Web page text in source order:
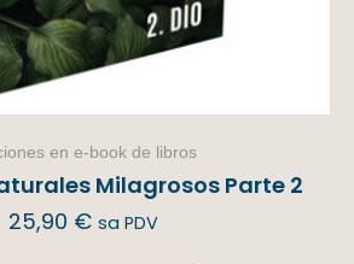
en e-book de libros
Milagrosos Parte 2
25,90 € sa PDV